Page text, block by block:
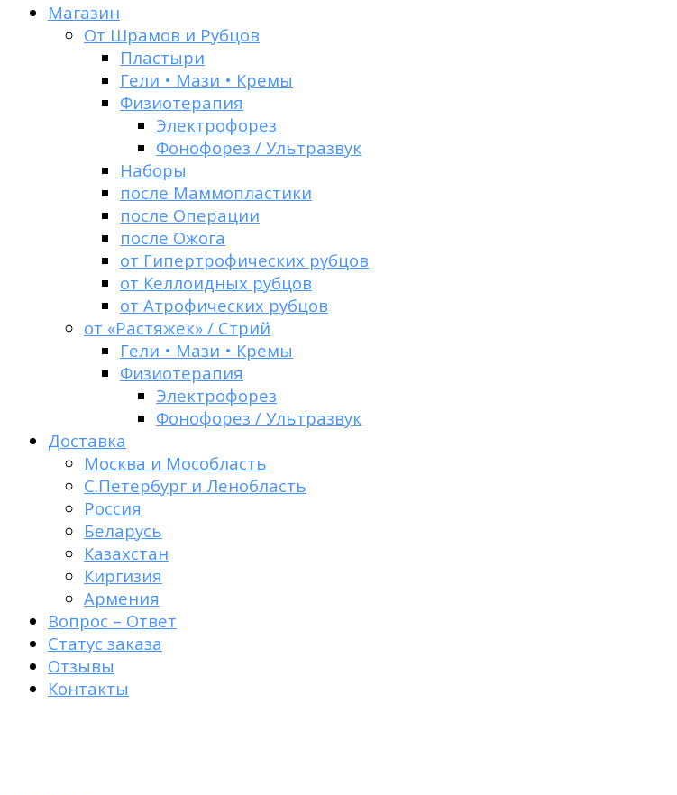
Магазин
От Шрамов и Рубцов
Пластыри
Гели • Мази • Кремы
Физиотерапия
Электрофорез
Фонофорез / Ультразвук
Наборы
после Маммопластики
после Операции
после Ожога
от Гипертрофических рубцов
от Келлоидных рубцов
от Атрофических рубцов
от «Растяжек» / Стрий
Гели • Мази • Кремы
Физиотерапия
Электрофорез
Фонофорез / Ультразвук
Доставка
Москва и Мособласть
С.Петербург и Ленобласть
Россия
Беларусь
Казахстан
Киргизия
Армения
Вопрос – Ответ
Статус заказа
Отзывы
Контакты